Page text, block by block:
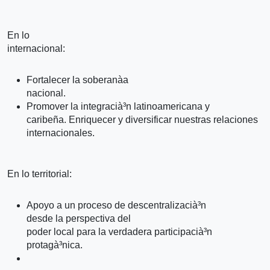
En lo
internacional:
Fortalecer la soberanà­a
nacional.
Promover la integracià³n latinoamericana y
caribeña. Enriquecer y diversificar nuestras relaciones
internacionales.
En lo territorial:
Apoyo a un proceso de descentralizacià³n
desde la perspectiva del
poder local para la verdadera participacià³n
protagà³nica.